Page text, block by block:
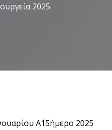
2025
Α΄15ήμερο 2025